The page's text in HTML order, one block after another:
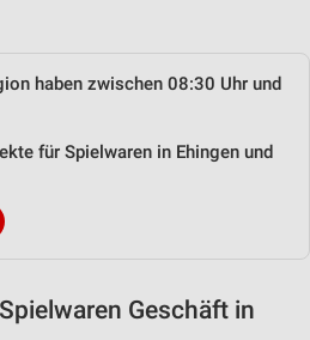
haben zwischen 08:30 Uhr und
für Spielwaren in Ehingen und
Geschäft in